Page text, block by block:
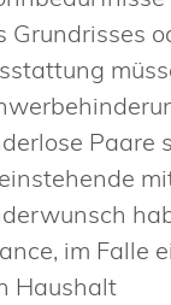
Grundrisses
Paare
im Falle
Haushalt